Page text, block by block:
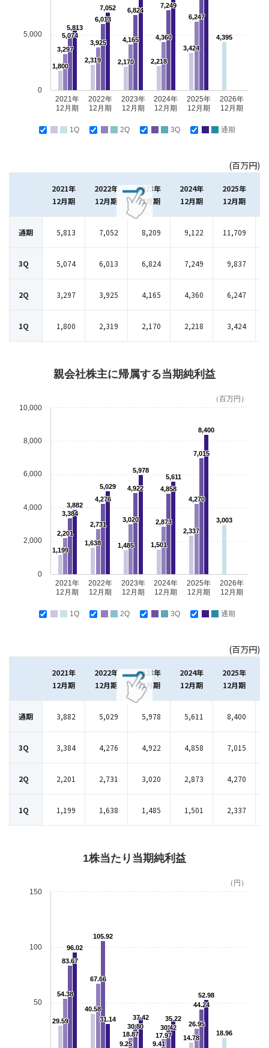
2021年
12月期
2022年
12月期
2023年
12月期
2024年
12月期
2025年
12月期
2026年
12月期
0
5,000
1,800
2,319 2,170 2,218
3,424
4,395
3,297
3,925 4,165 4,360
6,247
5,074
6,013
6,824
7,249
5,813
7,052
1Q 2Q 3Q 通期
(百万円)
2021年
12月期
2022年
12月期
2023年
12月期
2024年
12月期
2025年
12月期
通期 5,813 7,052 8,209 9,122 11,709
3Q 5,074 6,013 6,824 7,249 9,837
2Q 3,297 3,925 4,165 4,360 6,247
1Q 1,800 2,319 2,170 2,218 3,424
親会社株主に帰属する当期純利益
2021年
12月期
2022年
12月期
2023年
12月期
2024年
12月期
2025年
12月期
2026年
12月期
0
2,000
4,000
6,000
8,000
10,000
（百万円）
1,199
1,638 1,485 1,501
2,337
3,003
2,201
2,731
3,020 2,873
4,270
3,384
4,276
4,922 4,858
7,015
3,882
5,029
5,978
5,611
8,400
1Q 2Q 3Q 通期
(百万円)
2021年
12月期
2022年
12月期
2023年
12月期
2024年
12月期
2025年
12月期
通期 3,882 5,029 5,978 5,611 8,400
3Q 3,384 4,276 4,922 4,858 7,015
2Q 2,201 2,731 3,020 2,873 4,270
1Q 1,199 1,638 1,485 1,501 2,337
1株当たり当期純利益
50
100
150
（円）
29.59
40.58
9.25 9.41
14.78
18.96
54.38
67.66
18.87 17.97
26.95
83.67
105.92
30.80 30.42
44.24
96.02
31.14 37.42 35.22
52.98